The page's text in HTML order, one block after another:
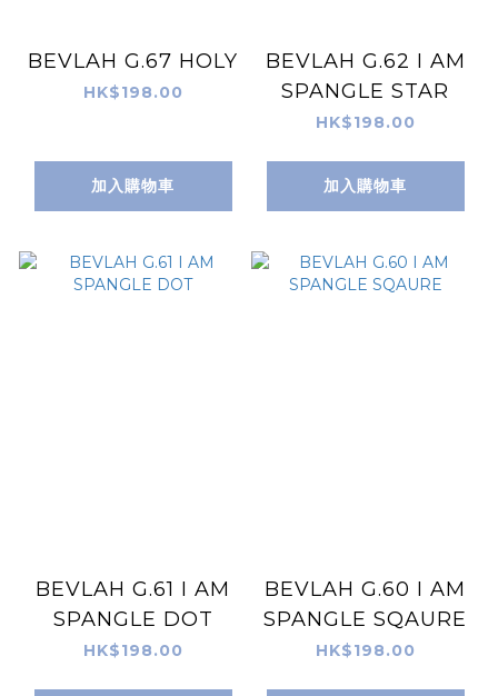
BEVLAH G.67 HOLY
HK$198.00
加入購物車
BEVLAH G.62 I AM
SPANGLE STAR
HK$198.00
加入購物車
BEVLAH G.61 I AM
SPANGLE DOT
HK$198.00
BEVLAH G.60 I AM
SPANGLE SQAURE
HK$198.00